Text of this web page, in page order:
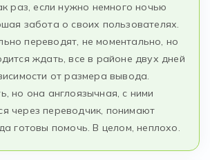
раз, если нужно немного ночью
забота о своих пользователях.
переводят, не моментально, но
ждать, все в районе двух дней
от размера вывода.
но она англоязычная, с ними
через переводчик, понимают
готовы помочь. В целом, неплохо.